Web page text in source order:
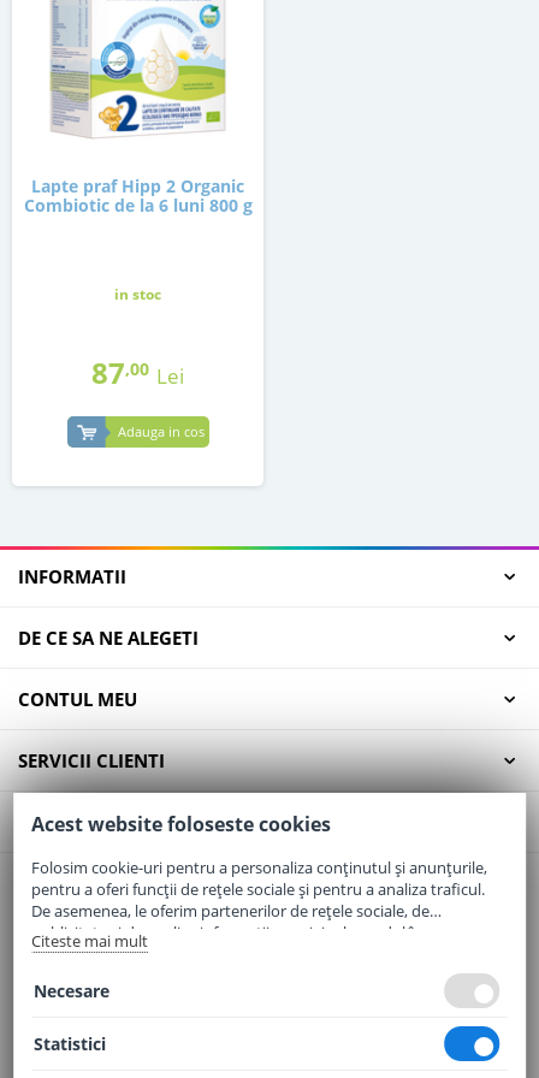
Lapte praf Hipp 2 Organic
Combiotic de la 6 luni 800 g
in stoc
87,00 Lei
Adauga in cos
INFORMATII
DE CE SA NE ALEGETI
CONTUL MEU
SERVICII CLIENTI
CONTACT
Email:office@elaptepraf.ro
Telefon:0745-964-449
Adresa:Sos. Borsului, Nr. 20, Oradea, Jud. Bihor
Acest website foloseste cookies
Folosim cookie-uri pentru a personaliza conținutul și anunțurile,
pentru a oferi funcții de rețele sociale și pentru a analiza traficul.
De asemenea, le oferim partenerilor de rețele sociale, de
publicitate și de analize informații cu privire la modul în care
folosiți site-ul nostru. Aceștia le pot combina cu alte informații
Citeste mai mult
Necesare
Statistici